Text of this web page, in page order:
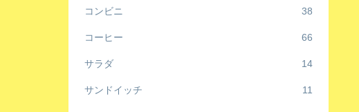
コンビニ 38
コーヒー 66
サラダ 14
サンドイッチ 11